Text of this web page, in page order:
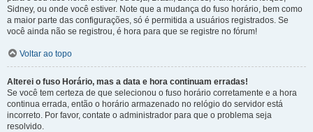
Sidney, ou onde você estiver. Note que a mudança do fuso horário, bem como
a maior parte das configurações, só é permitida a usuários registrados. Se
você ainda não se registrou, é hora para que se registre no fórum!
Voltar ao topo
Alterei o fuso Horário, mas a data e hora continuam erradas!
Se você tem certeza de que selecionou o fuso horário corretamente e a hora
continua errada, então o horário armazenado no relógio do servidor está
incorreto. Por favor, contate o administrador para que o problema seja
resolvido.